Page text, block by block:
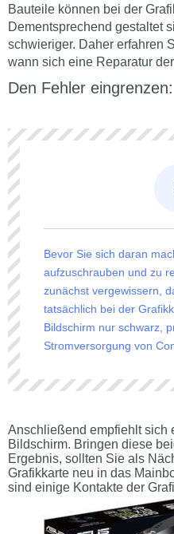
Bauteile können bei der
Dementsprechend gestaltet
schwieriger. Daher erfahren
wann sich eine Reparatur
Den Fehler eingrenzen:
Bevor Sie sich daran
aufzuschrauben und zu
zunächst vergewissern,
tatsächlich bei der
Bildschirm nur schwarz,
Stromversorgung von
Anschließend empfiehlt sich
Bildschirm. Bringen diese
Ergebnis, sollten Sie als
Grafikkarte neu in das
sind einige Kontakte der